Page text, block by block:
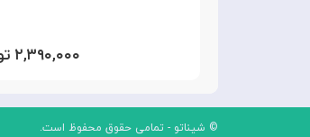
۲,۳۹۰,۰۰۰ تومان
© شیناتو - تمامی حقوق محفوظ است.